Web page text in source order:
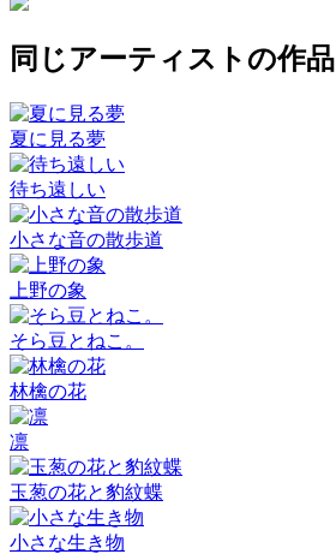
同じアーティストの作品
夏に見る夢
待ち遠しい
小さな音の散歩道
上野の象
そら豆とねこ。
林檎の花
凛
玉葱の花と豹紋蝶
小さな生き物